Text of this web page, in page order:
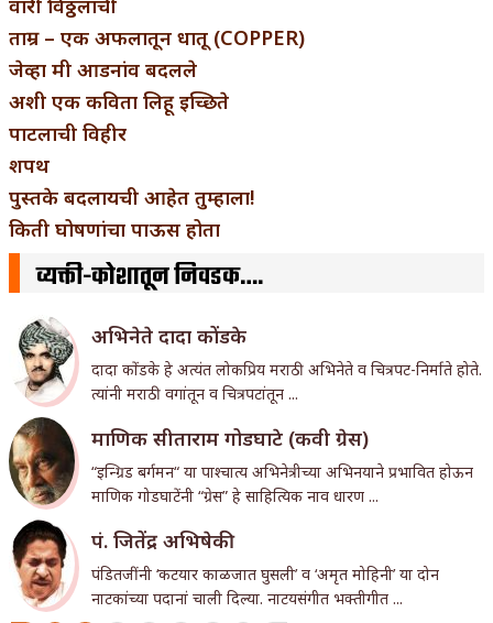
वारी विठ्ठलाची
ताम्र – एक अफलातून धातू (COPPER)
जेव्हा मी आडनांव बदलले
अशी एक कविता लिहू इच्छिते
पाटलाची विहीर
शपथ
पुस्तके बदलायची आहेत तुम्हाला!
किती घोषणांचा पाऊस होता
व्यक्ती-कोशातून निवडक….
अभिनेते दादा कोंडके
दादा कोंडके हे अत्यंत लोकप्रिय मराठी अभिनेते व चित्रपट-निर्माते होते.
त्यांनी मराठी वगांतून व चित्रपटांतून ...
माणिक सीताराम गोडघाटे (कवी ग्रेस)
“इन्ग्रिड बर्गमन“ या पाश्चात्य अभिनेत्रीच्या अभिनयाने प्रभावित होऊन
माणिक गोडघाटेंनी “ग्रेस” हे साहित्यिक नाव धारण ...
पं. जितेंद्र अभिषेकी
पंडितजींनी ‘कटयार काळजात घुसली’ व ‘अमृत मोहिनी’ या दोन
नाटकांच्या पदानां चाली दिल्या. नाटयसंगीत भक्तीगीत ...